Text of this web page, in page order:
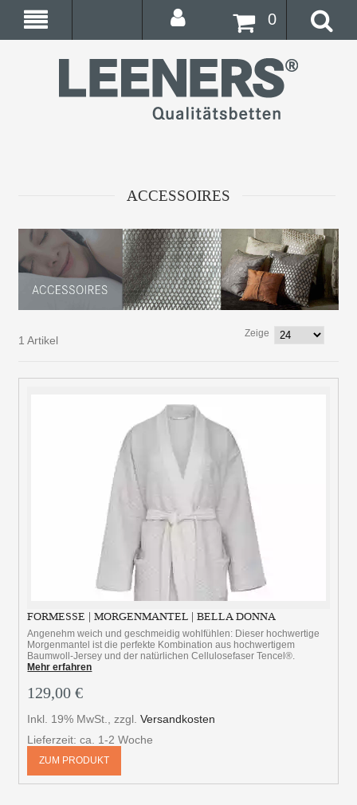
0
ACCESSOIRES
1 Artikel
Zeige
FORMESSE | MORGENMANTEL | BELLA DONNA
Angenehm weich und geschmeidig wohlfühlen: Dieser hochwertige
Morgenmantel ist die perfekte Kombination aus hochwertigem
Baumwoll-Jersey und der natürlichen Cellulosefaser Tencel®.
Mehr erfahren
129,00 €
Inkl. 19% MwSt. ,zzgl.Versandkosten
Lieferzeit: ca. 1-2 Woche
ZUM PRODUKT